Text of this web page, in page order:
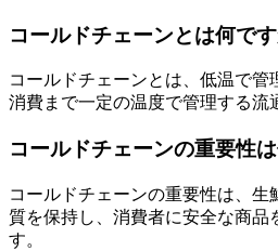
コールドチェーンとは何です
コールドチェーンとは、低温で管
消費まで一定の温度で管理する流
コールドチェーンの重要性
コールドチェーンの重要性は、生
質を保持し、消費者に安全な商品
す。